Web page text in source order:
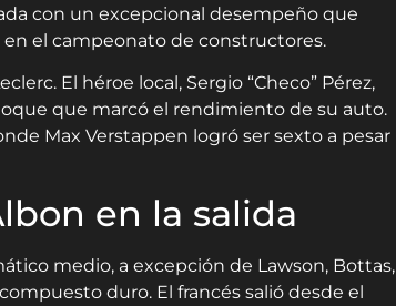
con un excepcional desempeño que
en el campeonato de constructores.
El héroe local, Sergio “Checo” Pérez,
que marcó el rendimiento de su auto.
Max Verstappen logró ser sexto a pesar
en la salida
medio, a excepción de Lawson, Bottas,
duro. El francés salió desde el